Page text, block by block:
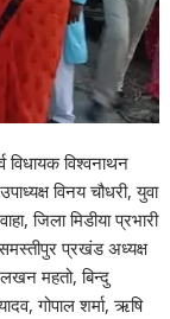
विश्वनाथन
विनय चौधरी, युवा
जिला मिडीया प्रभारी
प्रखंड अध्यक्ष
महतो, बिन्दु
गोपाल शर्मा, ऋषि